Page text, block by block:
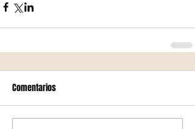
Comentarios